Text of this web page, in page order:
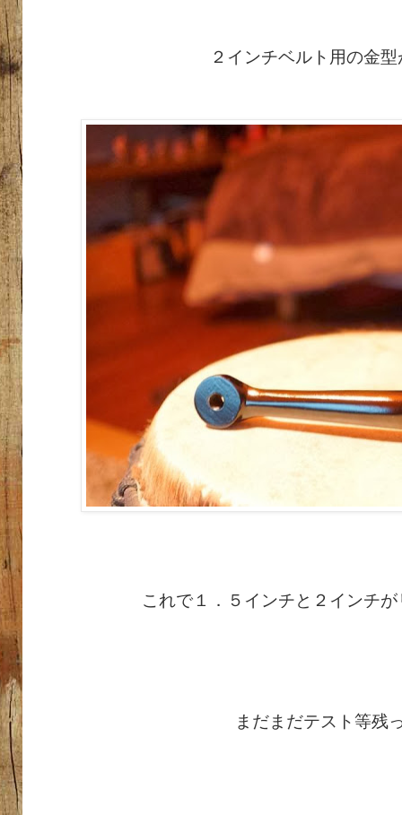
２インチベルト用の金
これで１．５インチと２インチ
まだまだテスト等残